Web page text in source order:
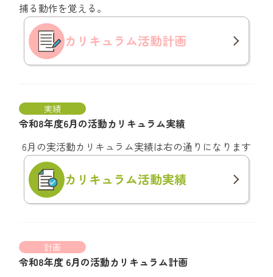
捕る動作を覚える。
カリキュラム活動計画
実績
令和8年度6月の活動カリキュラム実績
6月の実活動カリキュラム実績は右の通りになります
カリキュラム活動実績
計画
令和8年度 6月の活動カリキュラム計画